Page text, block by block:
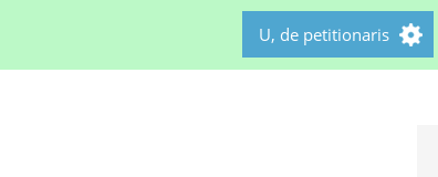
U, de petitionaris